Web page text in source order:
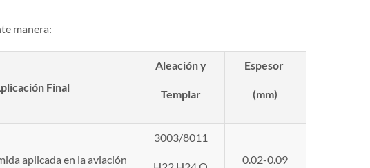
manera:
Final
Aleación y
Templar
Espesor
(mm)
aplicada en la aviación
3003/8011
0.02-0.09